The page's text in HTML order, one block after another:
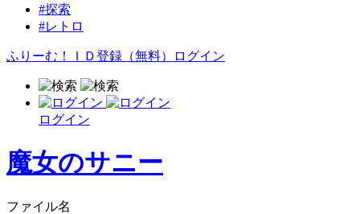
#探索
#レトロ
ふりーむ！ＩＤ登録（無料） ログイン
ログイン
魔女のサニー
ファイル名